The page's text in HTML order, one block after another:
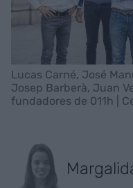
Lucas Carné, José
Josep Barberà, Juan
fundadores de 011h |